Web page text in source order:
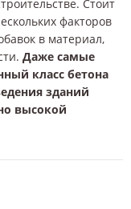
Стоит
факторов
в материал,
Даже самые
класс бетона
зданий
высокой